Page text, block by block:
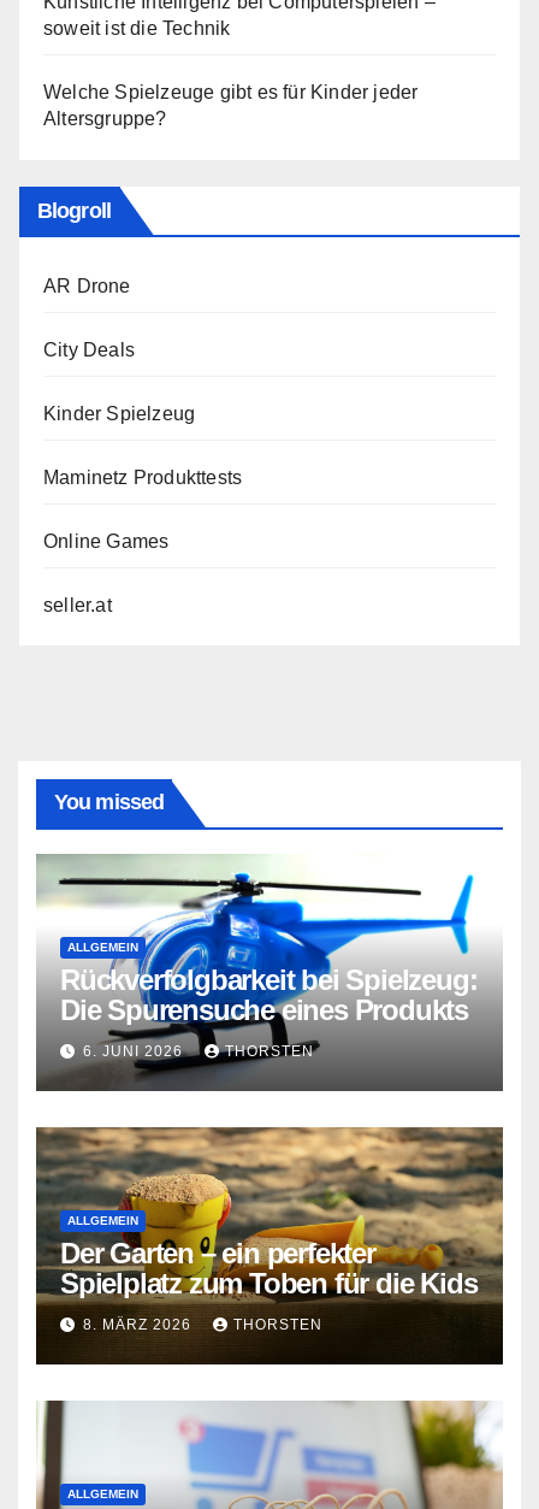
soweit ist die Technik
Welche Spielzeuge gibt es für Kinder jeder
Altersgruppe?
Blogroll
AR Drone
City Deals
Kinder Spielzeug
Maminetz Produkttests
Online Games
seller.at
You missed
ALLGEMEIN
Rückverfolgbarkeit bei Spielzeug:
Die Spurensuche eines Produkts
6. JUNI 2026 THORSTEN
ALLGEMEIN
Der Garten – ein perfekter
Spielplatz zum Toben für die Kids
8. MÄRZ 2026 THORSTEN
ALLGEMEIN